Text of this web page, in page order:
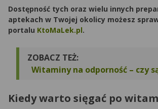
Dostępność tych oraz wielu innych
aptekach w Twojej okolicy możesz
portalu KtoMaLek.pl.
ZOBACZ TEŻ:
Witaminy na odporność – czy
Kiedy warto sięgać po